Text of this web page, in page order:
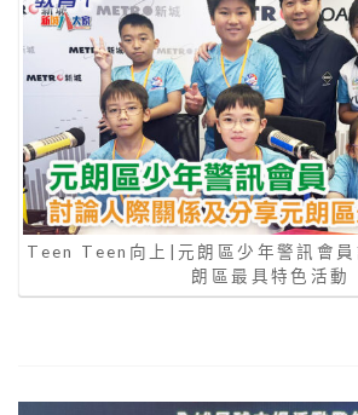
Teen Teen向上|元朗區少年警訊會員
朗區最具特色活動